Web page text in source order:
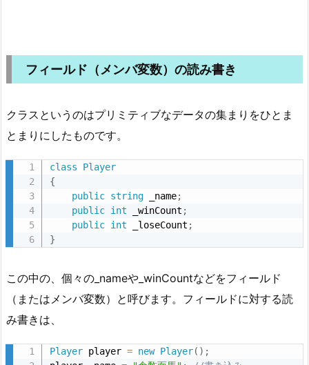
フィールド（メンバ変数）の読み書き
クラスというのはプリミティブなデータの集まりをひとま
とまりにしたものです。
class
Player
{
public string _name;
public int _winCount ;
public int _loseCount ;
}
この中の、個々の_nameや_winCountなどをフィールド
（またはメンバ変数）と呼びます。フィールドに対する読
み書きは、
Player player = new Player( ) ;